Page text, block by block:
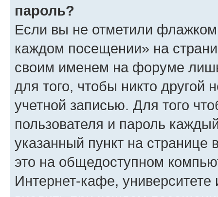
пароль?
Если вы не отметили флажком
каждом посещении» на
своим именем на форуме
для того, чтобы никто другой
учетной записью. Для того
пользователя и пароль
указанный пункт на
это на общедоступном
Интернет-кафе, университете